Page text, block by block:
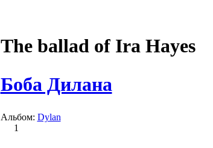
The ballad of Ira Hayes
Боба Дилана
Альбом: Dylan
1